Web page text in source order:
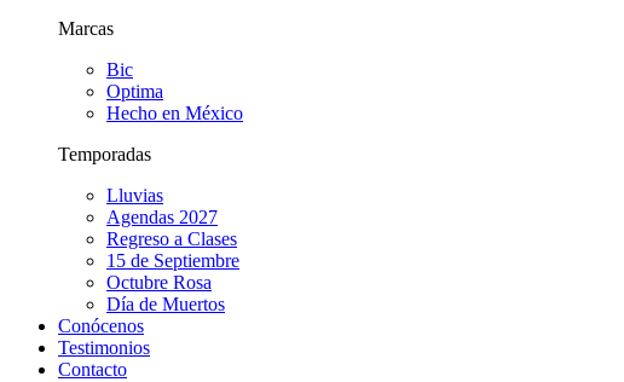
Marcas
Bic
Optima
Hecho en México
Temporadas
Lluvias
Agendas 2027
Regreso a Clases
15 de Septiembre
Octubre Rosa
Día de Muertos
Conócenos
Testimonios
Contacto